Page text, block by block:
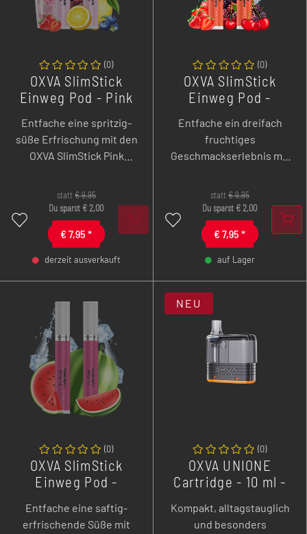
- +
statt€9,95
Du sparst € 2,00
€ 7,95 *
derzeit ausverkauft
(0)
OXVA SlimStick
Einweg Pod - Pink
Pack
Entfache eine spritzig-
süße Erfrischung mit den
OXVA SlimStick Pink
lebendige
Beerenlimonade trifft auf
prickelnde Frische,
perfekt abgestimmt auf
deine SlimStick für ein
- +
statt€9,95
Du sparst € 2,00
€ 7,95 *
auf Lager
(0)
OXVA SlimStick
Einweg Pod -
Raspberry Cherry -
2er Pack
Entfache ein dreifach
fruchtiges
Geschmackserlebnis mit
Strawberry Raspberry
Cherry Pods – süße
Erdbeere, saftige
Himbeere und reife
Kirsche, perfekt
vollmundiges MTL-
Erlebnis voller
Beerenpower!
(0)
OXVA SlimStick
Einweg Pod -
Pack
Entfache eine saftig-
erfrischende Süße mit
(0)
OXVA UNIONE
Cartridge - 10 ml -
Kompakt, alltagstauglich
und besonders
NEU